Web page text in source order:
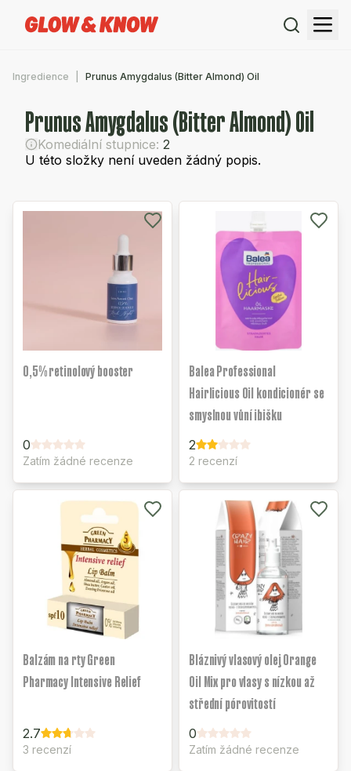
Ingredience Prunus Amygdalus (Bitter Almond) Oil
Prunus Amygdalus (Bitter Almond) Oil
Komediální stupnice: 2
U této složky není uveden žádný popis.
0,5% retinolový booster
0
Zatím žádné recenze
Balea Professional
Hairlicious Oil kondicionér se
smyslnou vůní ibišku
2
2 recenzí
Balzám na rty Green
Pharmacy Intensive Relief
2.7
3 recenzí
Bláznivý vlasový olej Orange
Oil Mix pro vlasy s nízkou až
střední pórovitostí
0
Zatím žádné recenze